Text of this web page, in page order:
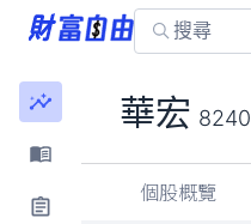
華宏 8240
個股概覽